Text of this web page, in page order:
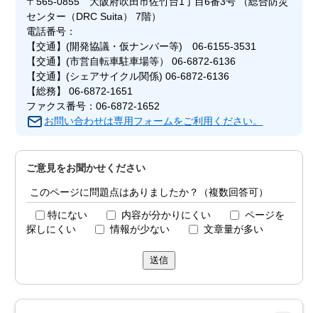
センター（DRC Suita） 7階）
電話番号：
【交通】(開発協議・仮ナンバー等) 06-6155-3531
【交通】(市営自転車駐車場等） 06-6872-6136
【交通】(シェアサイクル関係) 06-6872-6136
【総務】 06-6872-1651
ファクス番号：06-6872-1652
お問い合わせは専用フォームをご利用ください。
ご意見をお聞かせください
このページに問題点はありましたか？（複数回答可）
特にない 内容が分かりにくい
ページを
探しにくい
情報が少ない 文章量が多い
送信